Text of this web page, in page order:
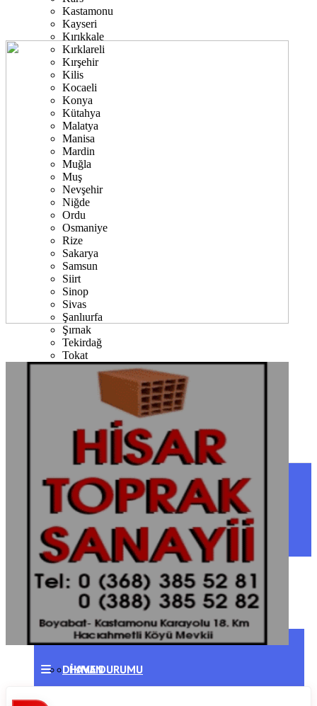
Kastamonu
Kayseri
Kırıkkale
Kırklareli
Kırşehir
Kilis
Kocaeli
Konya
Kütahya
Malatya
Manisa
Mardin
Muğla
Muş
Nevşehir
Niğde
Ordu
Osmaniye
Rize
Sakarya
Samsun
Siirt
Sinop
Sivas
Şanlıurfa
Şırnak
Tekirdağ
Tokat
Trabzon
Yozgat
Zonguldak
BOYABAT
DURAĞAN
AYANCIK
SARAYDÜZÜ
DIKMEN
SIYASET
GENEL
SERVISLER
HAVA DURUMU